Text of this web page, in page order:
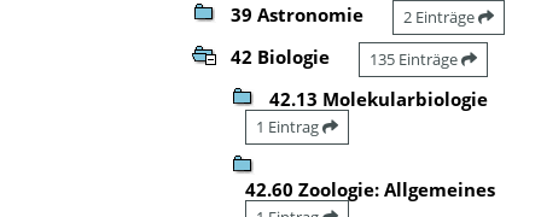
39 Astronomie 2 Einträge
42 Biologie 135 Einträge
42.13 Molekularbiologie
1 Eintrag
42.60 Zoologie: Allgemeines